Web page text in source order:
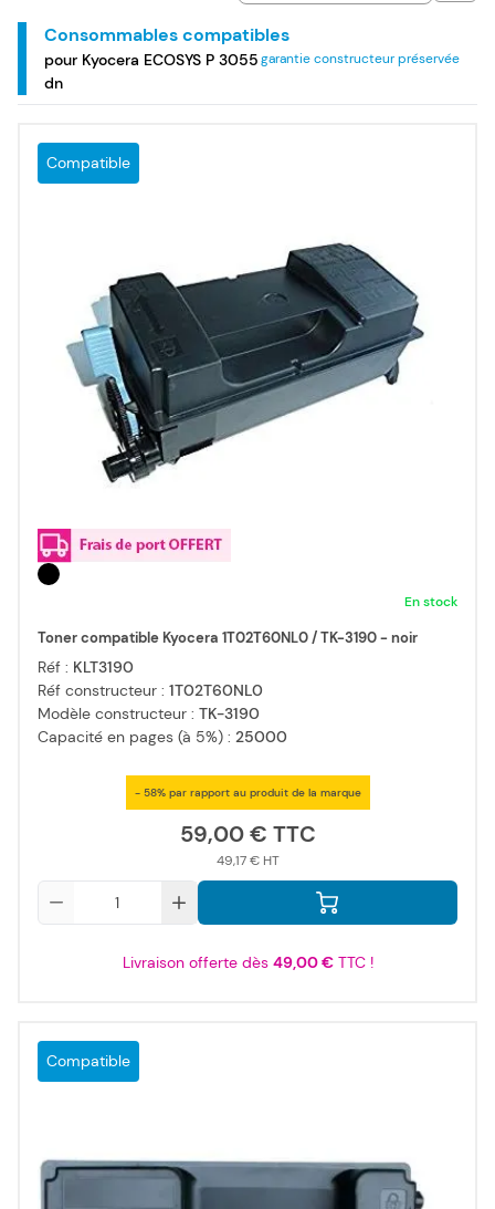
Consommables compatibles
garantie constructeur préservée
pour Kyocera ECOSYS P 3055
dn
Compatible
En stock
Toner compatible Kyocera 1T02T60NL0 / TK-3190 - noir
Réf : KLT3190
Réf constructeur : 1T02T60NL0
Modèle constructeur : TK-3190
Capacité en pages (à 5%) : 25000
- 58% par rapport au produit de la marque
59,00 €
49,17 €
Livraison offerte dès 49,00 €TTC !
Compatible